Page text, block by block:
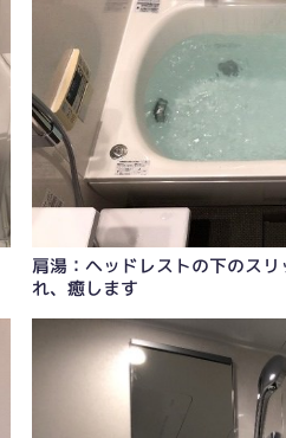
肩湯：ヘッドレストの下のス
れ、癒します